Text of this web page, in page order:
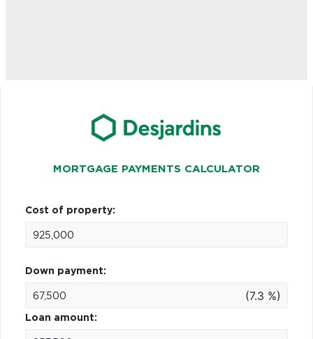
MORTGAGE PAYMENTS CALCULATOR
Cost of property:
Down payment:
(7.3 %)
Loan amount: